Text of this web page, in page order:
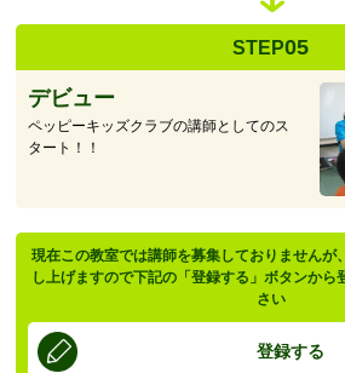
STEP05
デビュー
ペッピーキッズクラブの講師としてのス
タート！！
現在この教室では講師を募集しておりませんが
し上げますので下記の「登録する」ボタンから
さい
登録する